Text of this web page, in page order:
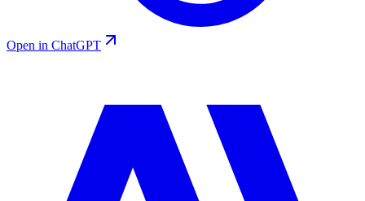
Open in ChatGPT